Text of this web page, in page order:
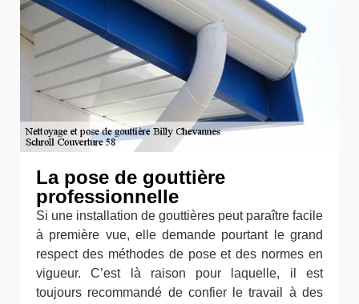
La pose de gouttière
professionnelle
Si une installation de gouttières peut paraître facile
à première vue, elle demande pourtant le grand
respect des méthodes de pose et des normes en
vigueur. C’est là raison pour laquelle, il est
toujours recommandé de confier le travail à des